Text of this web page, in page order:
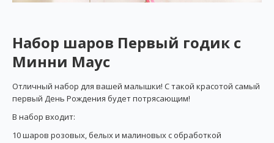
Набор шаров Первый годик с
Минни Маус
Отличный набор для вашей малышки! С такой красотой самый
первый День Рождения будет потрясающим!
В набор входит:
10 шаров розовых, белых и малиновых с обработкой